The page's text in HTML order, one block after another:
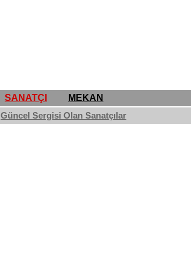
SANATÇI
MEKAN
Güncel Sergisi Olan Sanatçılar